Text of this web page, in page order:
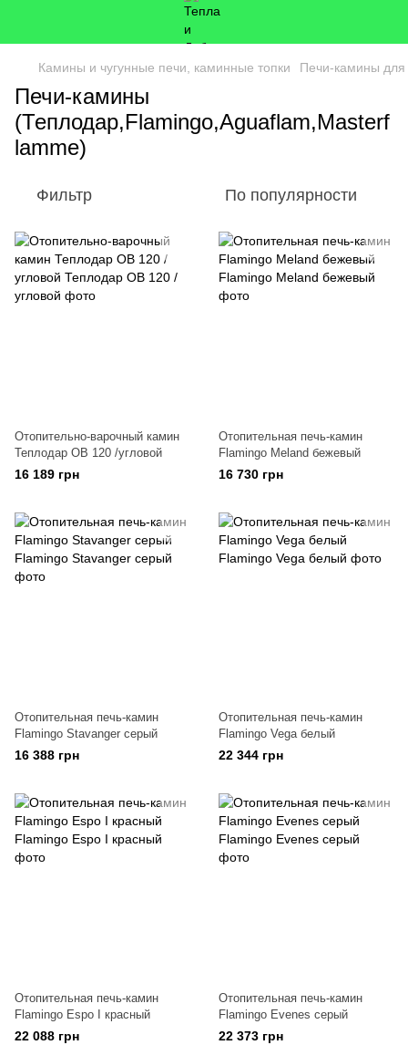
Камины и чугунные печи, каминные топки Печи-камины для
Печи-камины
(Теплодар,Flamingo,Aguaflam,Masterf
lamme)
Фильтр По популярности
Отопительно-варочный камин
Теплодар ОВ 120 /угловой
16 189 грн
Отопительная печь-камин
Flamingo Meland бежевый
16 730 грн
Отопительная печь-камин
Flamingo Stavanger серый
16 388 грн
Отопительная печь-камин
Flamingo Vega белый
22 344 грн
Отопительная печь-камин
Flamingo Espo I красный
22 088 грн
Отопительная печь-камин
Flamingo Evenes серый
22 373 грн